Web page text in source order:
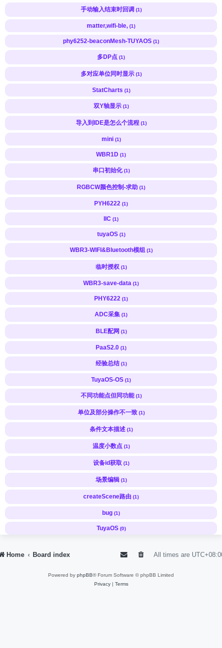
手动输入结束时回调 (1)
matter,wifi-ble, (1)
phy6252-beaconMesh-TUYAOS (1)
多DP点 (1)
多对应单位同时显示 (1)
StatCharts (1)
双Y轴显示 (1)
导入到IDE是怎么个流程 (1)
mini (1)
WBR1D (1)
串口初始化 (1)
RGBCW颜色控制-求助 (1)
PYH6222 (1)
IIC (1)
tuyaOS (1)
WBR3-WIFI&Bluetooth模组 (1)
临时授权 (1)
WBR3-save-data (1)
PHY6222 (1)
ADC采集 (1)
BLE配网 (1)
PaaS2.0 (1)
经验总结 (1)
TuyaOS-OS (1)
不同功能点但同功能 (1)
单位及部分操作不一致 (1)
条件文本描述 (1)
温度小数点 (1)
设备id获取 (1)
场景编辑 (1)
createScene路由 (1)
bug (1)
TuyaOS (0)
Home Board index All times are
Powered by phpBB® Forum Software © phpBB Limited
Privacy| Terms